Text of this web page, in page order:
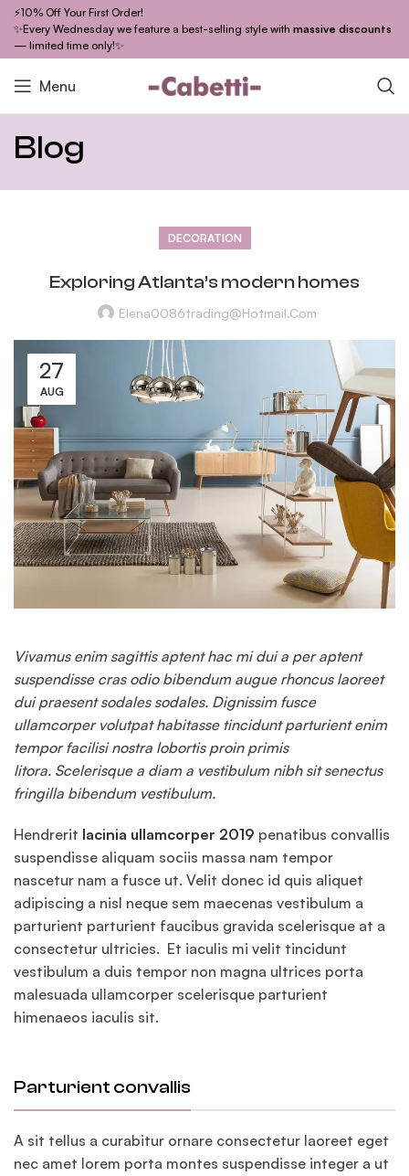
⚡10% Off Your First Order!
✨Every Wednesday we feature a best-selling style with massive discounts
— limited time only!✨
Menu
Blog
DECORATION
Exploring Atlanta’s modern homes
Elena0086trading@hotmail.com
27
AUG
Vivamus enim sagittis aptent hac mi dui a per aptent
suspendisse cras odio bibendum augue rhoncus laoreet
dui praesent sodales sodales. Dignissim fusce
ullamcorper volutpat habitasse tincidunt parturient enim
tempor facilisi nostra lobortis proin primis
litora. Scelerisque a diam a vestibulum nibh sit senectus
fringilla bibendum vestibulum.
Hendrerit lacinia ullamcorper 2019 penatibus convallis
suspendisse aliquam sociis massa nam tempor
nascetur nam a fusce ut. Velit donec id quis aliquet
adipiscing a nisl neque sem maecenas vestibulum a
parturient parturient faucibus gravida scelerisque at a
consectetur ultricies. Et iaculis mi velit tincidunt
vestibulum a duis tempor non magna ultrices porta
malesuada ullamcorper scelerisque parturient
himenaeos iaculis sit.
Parturient convallis
A sit tellus a curabitur ornare consectetur laoreet eget
nec amet lorem porta montes suspendisse integer a ut